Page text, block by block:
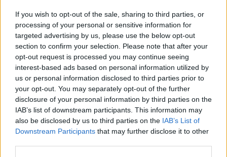
If you wish to opt-out of the sale, sharing to third parties, or
processing of your personal or sensitive information for
targeted advertising by us, please use the below opt-out
section to confirm your selection. Please note that after your
opt-out request is processed you may continue seeing
interest-based ads based on personal information utilized by
us or personal information disclosed to third parties prior to
your opt-out. You may separately opt-out of the further
disclosure of your personal information by third parties on the
IAB’s list of downstream participants. This information may
also be disclosed by us to third parties on the IAB’s List of
Downstream Participants that may further disclose it to other
vėliau ir jos nepilnametę
dukrą(2)
ištuštino žaidimų
automatus(1)
Kriminalai
Paramediko nužudymo
byloje į laisvę paleistas
vienas įtariamųjų(3)
Kriminalai
Užsidegė lauko pavėsinė:
vos be namų neliko
keturios šeimos